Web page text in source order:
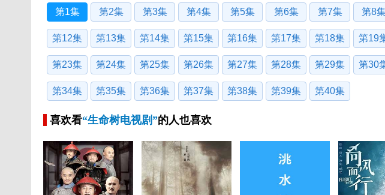
第1集 第2集 第3集 第4集 第5集 第6集 第7集 第8
第12集 第13集 第14集 第15集 第16集 第17集 第18集 第19
第23集 第24集 第25集 第26集 第27集 第28集 第29集 第30
第34集 第35集 第36集 第37集 第38集 第39集 第40集
喜欢看“生命树电视剧”的人也喜欢